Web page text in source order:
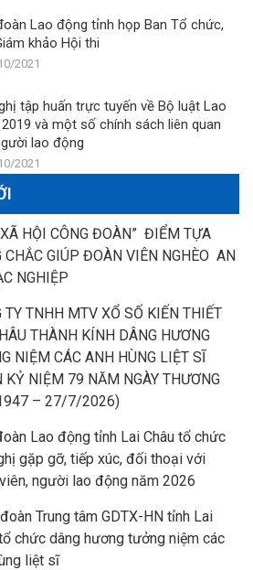
hóa công sở” năm 2021
Lao động tỉnh họp Ban Tổ chức,
khảo Hội thi
2021
tập huấn trực tuyến về Bộ luật Lao
và một số chính sách liên quan
lao động
2021
HỘI CÔNG ĐOÀN” ĐIỂM TỰA
CHẮC GIÚP ĐOÀN VIÊN NGHÈO AN
NGHIỆP
TY TNHH MTV XỔ SỐ KIẾN THIẾT
THÀNH KÍNH DÂNG HƯƠNG
NIỆM CÁC ANH HÙNG LIỆT SĨ
KỶ NIỆM 79 NĂM NGÀY THƯƠNG
– 27/7/2026)
Lao động tỉnh Lai Châu tổ chức
gặp gỡ, tiếp xúc, đối thoại với
người lao động năm 2026
Trung tâm GDTX-HN tỉnh Lai
chức dâng hương tưởng niệm các
liệt sĩ